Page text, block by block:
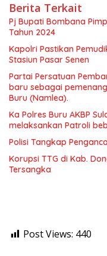
Berita Terkait
Pj Bupati Bombana
Tahun 2024
Kapolri Pastikan
Stasiun Pasar Senen
Partai Persatuan
baru sebagai
Buru (Namlea).
Ka Polres Buru AKBP
melaksankan Patroli
Polisi Tangkap
Korupsi TTG di Kab.
Tersangka
Post Views: 440